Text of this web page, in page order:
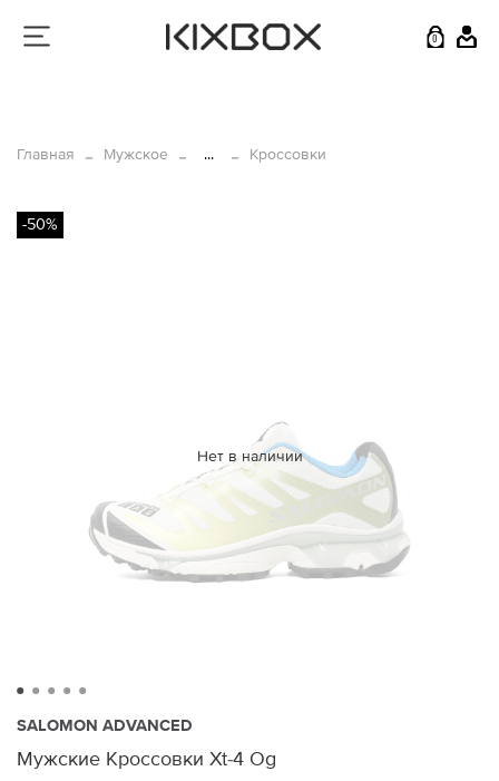
0
Главная Мужское ... Кроссовки
Нет в наличии
-50%
SALOMON ADVANCED
Мужские Кроссовки Xt-4 Og